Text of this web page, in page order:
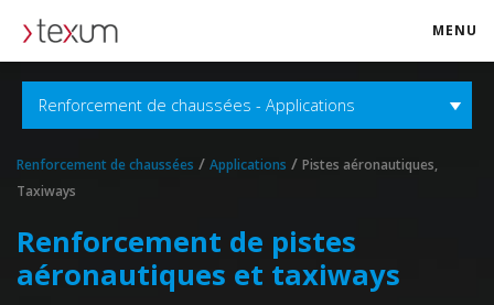
MENU
Renforcement de chaussées - Applications
Renforcement de chaussées / Applications / Pistes aéronautiques,
Taxiways
Renforcement de pistes
aéronautiques et taxiways